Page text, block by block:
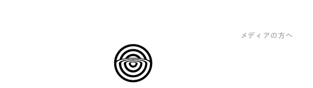
メディアの方へ